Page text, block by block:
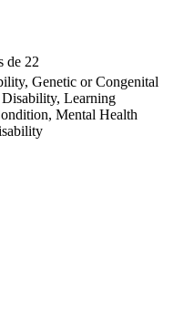
de 22
Genetic or Congenital
Learning
Mental Health